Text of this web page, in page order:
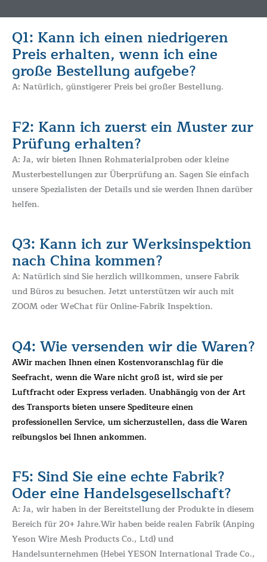
Q1: Kann ich einen niedrigeren
Preis erhalten, wenn ich eine
große Bestellung aufgebe?
A: Natürlich, günstigerer Preis bei großer Bestellung.
F2: Kann ich zuerst ein Muster zur
Prüfung erhalten?
A: Ja, wir bieten Ihnen Rohmaterialproben oder kleine
Musterbestellungen zur Überprüfung an. Sagen Sie einfach
unsere Spezialisten der Details und sie werden Ihnen darüber
helfen.
Q3: Kann ich zur Werksinspektion
nach China kommen?
A: Natürlich sind Sie herzlich willkommen, unsere Fabrik
und Büros zu besuchen. Jetzt unterstützen wir auch mit
ZOOM oder WeChat für Online-Fabrik Inspektion.
Q4: Wie versenden wir die Waren?
AWir machen Ihnen einen Kostenvoranschlag für die
Seefracht, wenn die Ware nicht groß ist, wird sie per
Luftfracht oder Express verladen. Unabhängig von der Art
des Transports bieten unsere Spediteure einen
professionellen Service, um sicherzustellen, dass die Waren
reibungslos bei Ihnen ankommen.
F5: Sind Sie eine echte Fabrik?
Oder eine Handelsgesellschaft?
A: Ja, wir haben in der Bereitstellung der Produkte in diesem
Bereich für 20+ Jahre.Wir haben beide realen Fabrik (Anping
Yeson Wire Mesh Products Co., Ltd) und
Handelsunternehmen (Hebei YESON International Trade Co.,